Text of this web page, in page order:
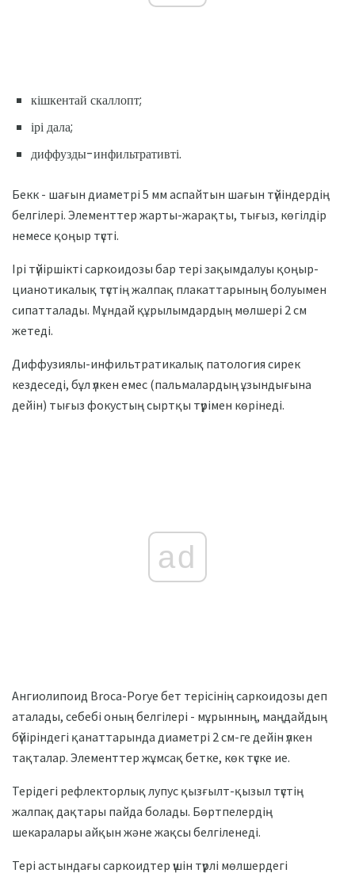
кішкентай скаллопт;
ірі дала;
диффузды-инфильтративті.
Бекк - шағын диаметрі 5 мм аспайтын шағын түйіндердің
белгілері. Элементтер жарты-жарақты, тығыз, көгілдір
немесе қоңыр түсті.
Ірі түйіршікті саркоидозы бар тері зақымдалуы қоңыр-
цианотикалық түстің жалпақ плакаттарының болуымен
сипатталады. Мұндай құрылымдардың мөлшері 2 см
жетеді.
Диффузиялы-инфильтратикалық патология сирек
кездеседі, бұл үлкен емес (пальмалардың ұзындығына
дейін) тығыз фокустың сыртқы түрімен көрінеді.
ad
Ангиолипоид Broca-Porye бет терісінің саркоидозы деп
аталады, себебі оның белгілері - мұрынның, маңдайдың
бүйіріндегі қанаттарында диаметрі 2 см-ге дейін үлкен
тақталар. Элементтер жұмсақ бетке, көк түске ие.
Терідегі рефлекторлық лупус қызғылт-қызыл түстің
жалпақ дақтары пайда болады. Бөртпелердің
шекаралары айқын және жақсы белгіленеді.
Тері астындағы саркоидтер үшін түрлі мөлшердегі